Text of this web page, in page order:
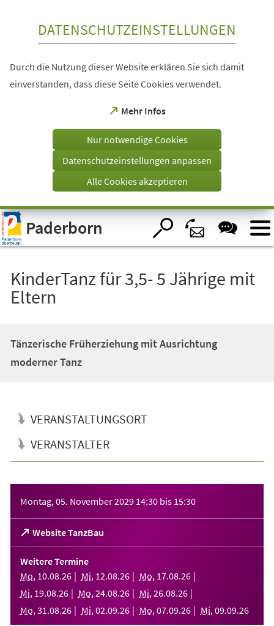
Visuelle
Assistenzsoftware
öffnen.
DATENSCHUTZEINSTELLUNGEN
Durch die Nutzung dieser Website erklären Sie sich damit
einverstanden, dass diese Seite Cookies verwendet.
Mehr Infos
(Öffnet
einem
Tab)
Nur notwendige Cookies
Datenschutzeinstellungen anpassen
Alle Cookies akzeptieren
Paderborn
KinderTanz für 3,5- 5 Jährige mit
Eltern
Tänzerische Früherziehung mit Ausrichtung
moderner Tanz
VERANSTALTUNGSORT
VERANSTALTER
Montag, 05. November 2029 14:30 bis 15:30
Website TanzBau
(Öffnet
in
einem
neuen
Tab)
Weitere Termine
Mo, 10.08.26 Mi, 12.08.26 Mo, 17.08.26
Mi, 19.08.26 Mo, 24.08.26 Mi, 26.08.26
Mo, 31 .08.26 Mi, 02.09.26 Mo, 07.09.26 Mi, 09.09.26